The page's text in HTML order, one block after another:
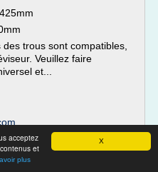
X
acceptez
et
plus
trous sont compatibles,
Veuillez faire
et...
bois massif
tv contemporain bois/
tv bois blanc